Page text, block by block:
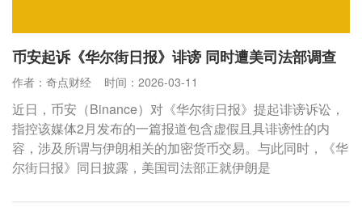
币安起诉《华尔街日报》诽谤 同时遭美司法部调查
作者：奇点财经 时间：2026-03-11
近日，币安（Binance）对《华尔街日报》提起诽谤诉讼，
指控该媒体2月发布的一篇报道包含虚假且具诽谤性的内
容，涉及所谓与伊朗相关的加密货币交易。与此同时，《华
尔街日报》同日披露，美国司法部正就伊朗是